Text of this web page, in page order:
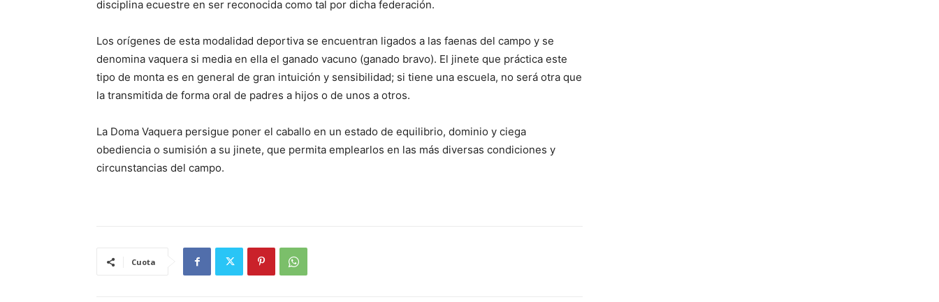
disciplina ecuestre en ser reconocida como tal por dicha federación.
Los orígenes de esta modalidad deportiva se encuentran ligados a las faenas del campo y se
denomina vaquera si media en ella el ganado vacuno (ganado bravo). El jinete que práctica este
tipo de monta es en general de gran intuición y sensibilidad; si tiene una escuela, no será otra que
la transmitida de forma oral de padres a hijos o de unos a otros.
La Doma Vaquera persigue poner el caballo en un estado de equilibrio, dominio y ciega
obediencia o sumisión a su jinete, que permita emplearlos en las más diversas condiciones y
circunstancias del campo.
Cuota